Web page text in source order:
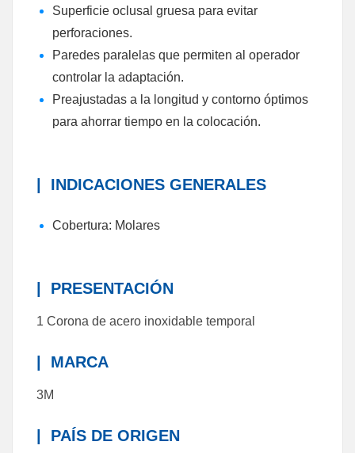
Superficie oclusal gruesa para evitar
perforaciones.
Paredes paralelas que permiten al operador
controlar la adaptación.
Preajustadas a la longitud y contorno óptimos
para ahorrar tiempo en la colocación.
INDICACIONES GENERALES
Cobertura: Molares
PRESENTACIÓN
1 Corona de acero inoxidable temporal
MARCA
3M
PAÍS DE ORIGEN